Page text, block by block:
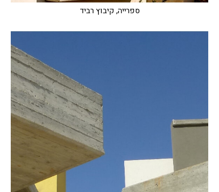
ספרייה, קיבוץ רביד